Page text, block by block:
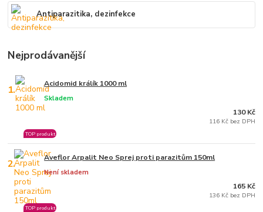
Antiparazitika, dezinfekce
Nejprodávanější
1. Acidomid králík 1000 ml
Skladem
TOP produkt
130 Kč
116 Kč bez DPH
2. Aveflor Arpalit Neo Sprej proti parazitům 150ml
Není skladem
TOP produkt
165 Kč
136 Kč bez DPH